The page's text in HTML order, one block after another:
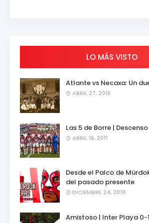
LO MÁS VISTO
Atlante vs Necaxa: Un
ABRIL 27, 2016
Las 5 de Borre | Descenso
ABRIL 16, 2011
Desde el Palco de
del pasado presente
DICIEMBRE 24, 2019
Amistoso | Inter Playa 0-